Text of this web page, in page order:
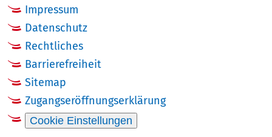
Impressum
Datenschutz
Rechtliches
Barrierefreiheit
Sitemap
Zugangseröffnungserklärung
Cookie Einstellungen